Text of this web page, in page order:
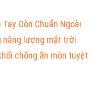
Đòn Chuẩn Ngoài
năng lượng mặt trời
chống ăn mòn tuyệt